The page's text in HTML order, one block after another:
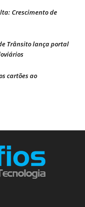
Crescimento de
Trânsito lança portal
cartões ao